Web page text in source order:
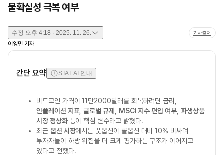
불확실성 극복 여부
수정 오후 4:18 · 2025. 11. 26. 기사출처
이영민 기자
간단 요약 STAT AI 안내
비트코인 가격이 11만2000달러를 회복하려면금리
인플레이션 지표,글로벌 규제 MSCI 지수 편입 여부, 파생상품
시장 정상화등이 핵심 변수라고 밝혔다.
최근 옵션 시장에서는 풋옵션이 콜옵션 대비 10% 비싸며
투자자들이 하방 위험을 더 크게 평가하는 구조가 이어지고
있다고 전했다.